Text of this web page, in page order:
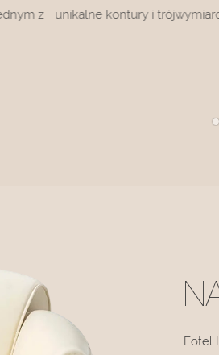
z
unikalne kontury i
Fotel